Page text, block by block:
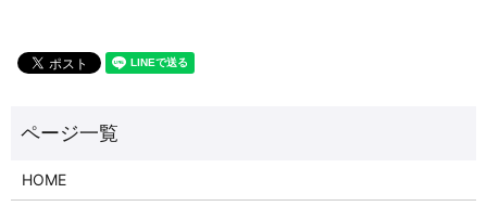
HOME